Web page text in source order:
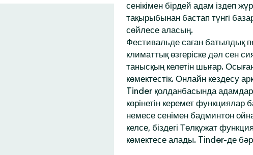
сенікімен бірдей адам іздеп
тақырыбынан бастап түнгі
сөйлесе аласың.
Фестивальде саған батылдық
климаттық өзгеріске дәл сен
танысқың келетін шығар.
көмектестік. Онлайн кездесу
Tinder қолданбасында
көрінетін керемет функциялар
немесе сенімен бадминтон
келсе, біздегі Төлқұжат
көмектесе алады. Tinder-де